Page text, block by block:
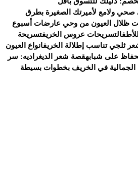
صحي ولامع لأميرتك الصغيرة بطرق
ظلال العيون من وحي عارضات أسبوع
تسريحات عروس الخريفتسريحة
ثلجي تناسب إطلالة الخريفانواع العيون
على شبابهقصة شعر الديغراديه: سر
الجمالية في الخريف بخطوات بسيطة